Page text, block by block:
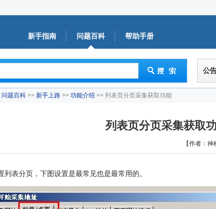
新手指南 问题百科 帮助手册
公
问题百科 >> 新手上路 >> 功能介绍 >> 列表页分页采集获取功能
列表页分页采集获取
【作者：
列表分页，下图设置是最常见也是最常用的。